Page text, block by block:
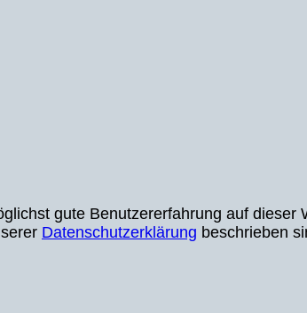
gute Benutzererfahrung auf dieser
Datenschutzerklärung beschrieben